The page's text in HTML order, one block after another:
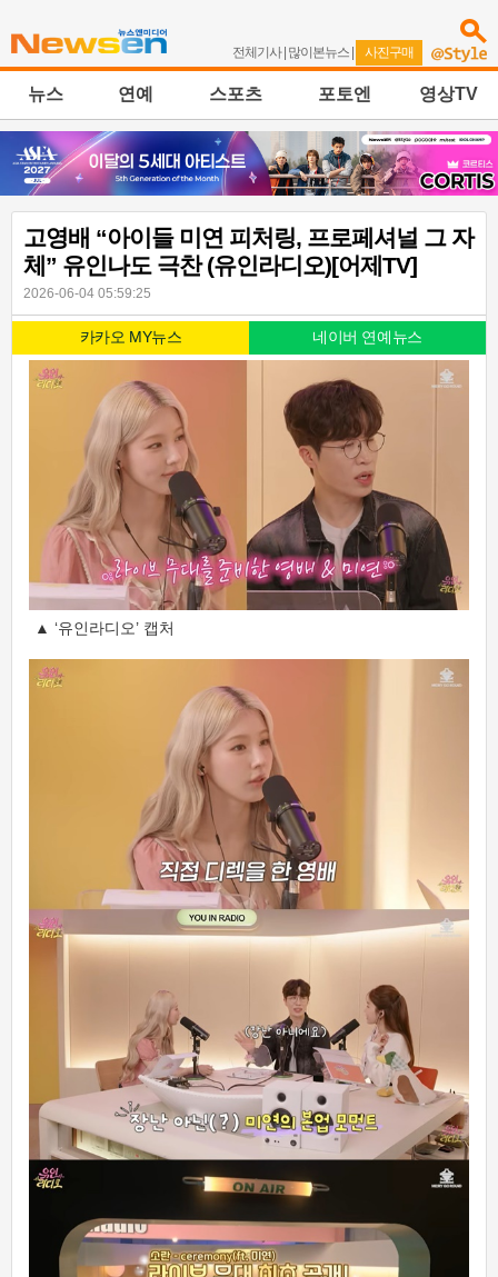
전체기사| 많이본뉴스 | 사진구매
뉴스 연예 스포츠 포토엔 영상TV
고영배 “아이들 미연 피처링, 프로페셔널 그 자
체” 유인나도 극찬 (유인라디오)[어제TV]
2026-06-04 05:59:25
카카오 MY뉴스 네이버 연예뉴스
▲ ‘유인라디오’ 캡처